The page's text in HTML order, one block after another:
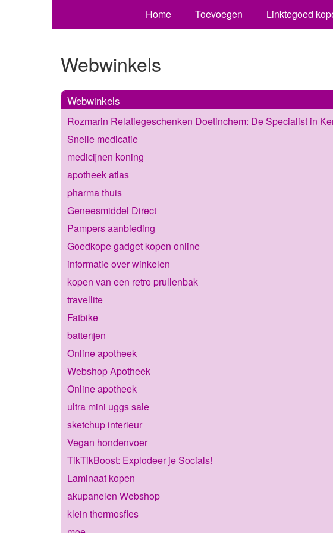
Home Toevoegen Linktegoed
Webwinkels
Webwinkels
Rozmarin Relatiegeschenken Doetinchem: De Specialist in
Snelle medicatie
medicijnen koning
apotheek atlas
pharma thuis
Geneesmiddel Direct
Pampers aanbieding
Goedkope gadget kopen online
informatie over winkelen
kopen van een retro prullenbak
travellite
Fatbike
batterijen
Online apotheek
Webshop Apotheek
Online apotheek
ultra mini uggs sale
sketchup interieur
Vegan hondenvoer
TikTikBoost: Explodeer je Socials!
Laminaat kopen
akupanelen Webshop
klein thermosfles